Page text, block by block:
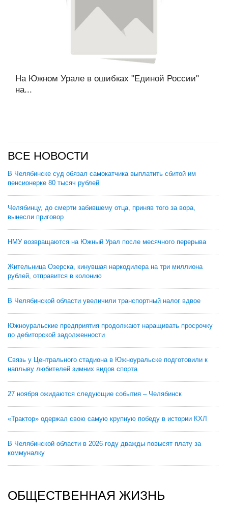
На Южном Урале в ошибках "Единой России"
на...
ВСЕ НОВОСТИ
В Челябинске суд обязал самокатчика выплатить сбитой им
пенсионерке 80 тысяч рублей
Челябинцу, до смерти забившему отца, приняв того за вора,
вынесли приговор
НМУ возвращаются на Южный Урал после месячного перерыва
Жительница Озерска, кинувшая наркодилера на три миллиона
рублей, отправится в колонию
В Челябинской области увеличили транспортный налог вдвое
Южноуральские предприятия продолжают наращивать просрочку
по дебиторской задолженности
Связь у Центрального стадиона в Южноуральске подготовили к
наплыву любителей зимних видов спорта
27 ноября ожидаются следующие события – Челябинск
«Трактор» одержал свою самую крупную победу в истории КХЛ
В Челябинской области в 2026 году дважды повысят плату за
коммуналку
ОБЩЕСТВЕННАЯ ЖИЗНЬ